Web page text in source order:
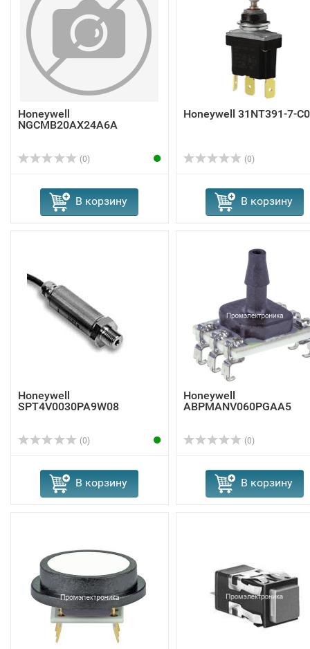
Honeywell
NGCMB20AX24A6A
(0)
В корзину
Honeywell 31NT391-7-
(0)
В корзину
Honeywell
SPT4V0030PA9W08
(0)
В корзину
Honeywell
ABPMANV060PGAA5
(0)
В корзину